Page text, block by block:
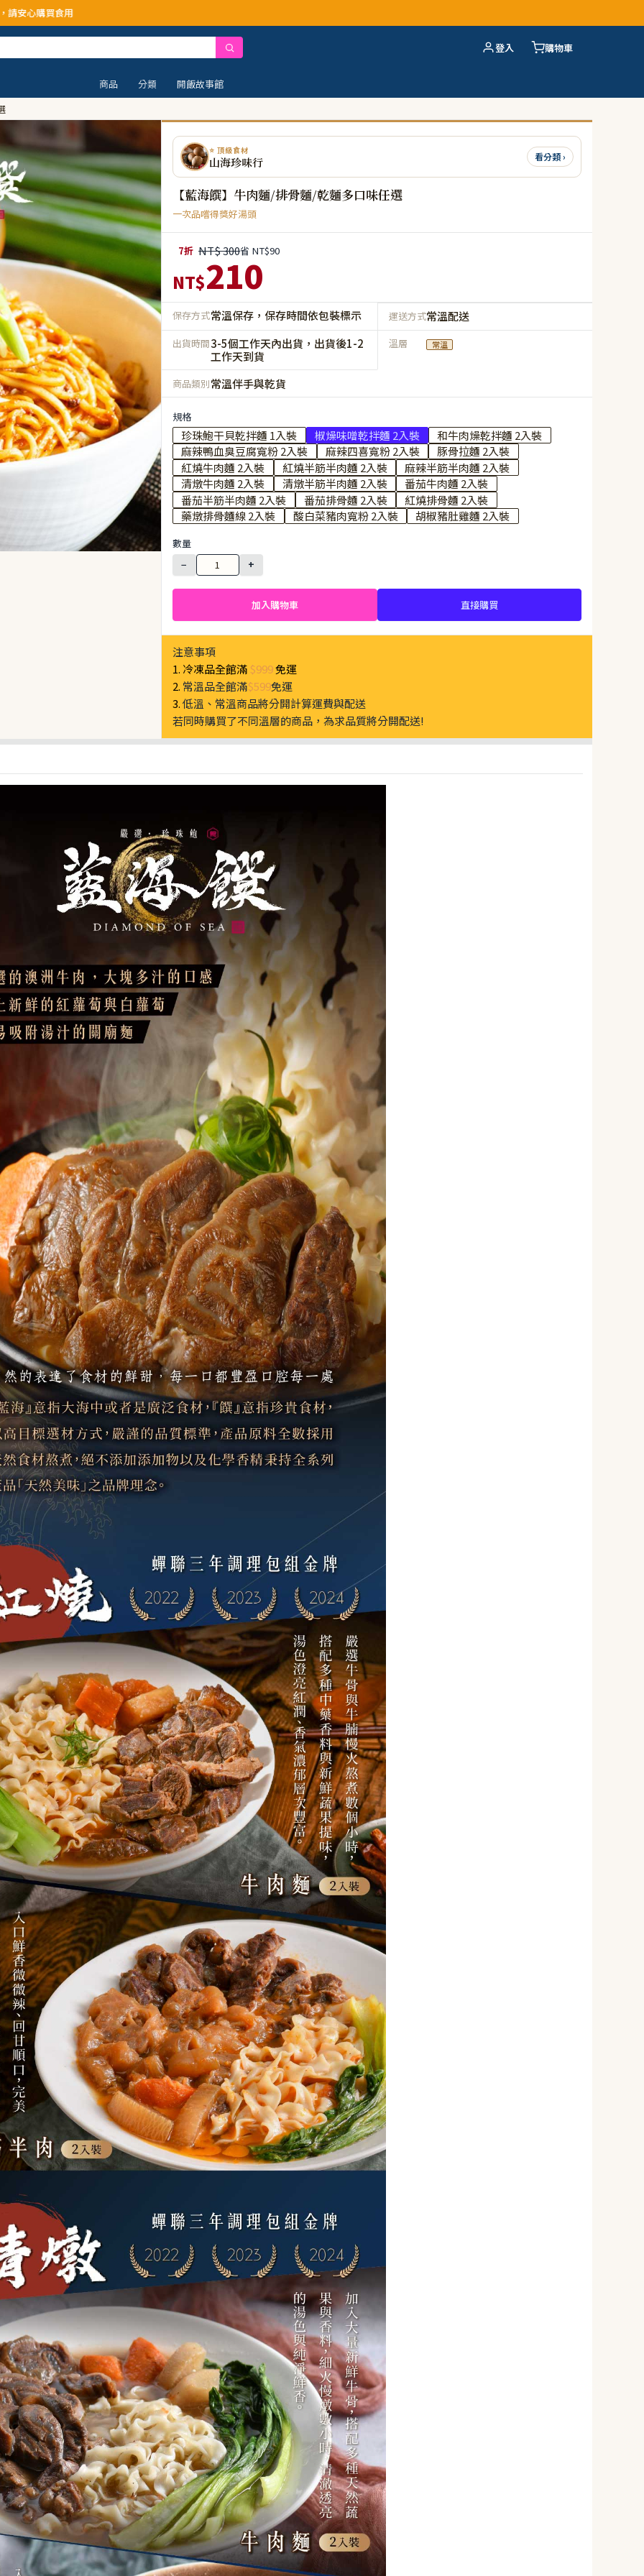
登入 購物車
商品 分類
開飯故事館
⭐ 頂級食材
山海珍味行 看分類 ›
【藍海饌】牛肉麵/排骨麵/乾麵多口味任選
一次品嚐得獎好湯頭
7折 NT$ 300省 NT$90
NT$210
保存方式常溫保存，保存時間依包裝標示 運送方式常溫配送
出貨時間3-5個工作天內出貨，出貨後1-2
工作天到貨
溫層 常溫
商品類別常溫伴手與乾貨
規格
珍珠鮑干貝乾拌麵 1入裝 椒燥味噌乾拌麵 2入裝
和牛肉燥乾拌麵 2入裝
麻辣鴨血臭豆腐寬粉 2入裝
麻辣四喜寬粉 2入裝
豚骨拉麵 2入裝
紅燒牛肉麵 2入裝
紅燒半筋半肉麵 2入裝
麻辣半筋半肉麵 2入裝
清燉牛肉麵 2入裝
清燉半筋半肉麵 2入裝
番茄牛肉麵 2入裝
番茄半筋半肉麵 2入裝
番茄排骨麵 2入裝
紅燒排骨麵 2入裝
藥燉排骨麵線 2入裝
酸白菜豬肉寬粉 2入裝 胡椒豬肚雞麵 2入裝
數量
−
+
加入購物車 直接購買
注意事項
1. 冷凍品全館滿 $999免運
2. 常溫品全館滿$599免運
3.低溫、常溫商品將分開計算運費與配送
若同時購買了不同溫層的商品，為求品質將分開配送!